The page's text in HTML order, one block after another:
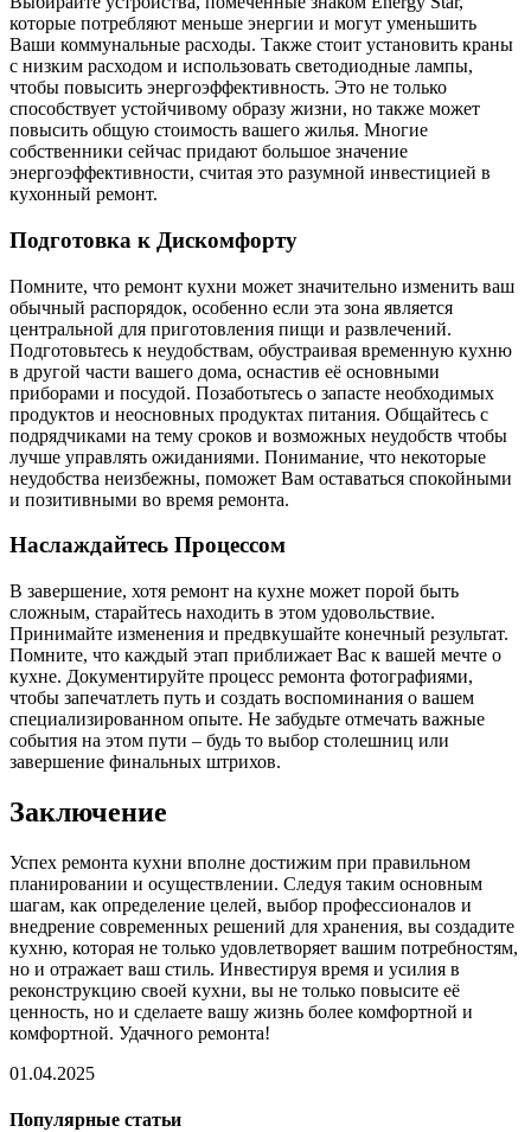
которые потребляют меньше энергии и могут уменьшить
Ваши коммунальные расходы. Также стоит установить краны
с низким расходом и использовать светодиодные лампы,
чтобы повысить энергоэффективность. Это не только
способствует устойчивому образу жизни, но также может
повысить общую стоимость вашего жилья. Многие
собственники сейчас придают большое значение
энергоэффективности, считая это разумной инвестицией в
кухонный ремонт.
Подготовка к Дискомфорту
Помните, что ремонт кухни может значительно изменить ваш
обычный распорядок, особенно если эта зона является
центральной для приготовления пищи и развлечений.
Подготовьтесь к неудобствам, обустраивая временную кухню
в другой части вашего дома, оснастив её основными
приборами и посудой. Позаботьтесь о запасте необходимых
продуктов и неосновных продуктах питания. Общайтесь с
подрядчиками на тему сроков и возможных неудобств чтобы
лучше управлять ожиданиями. Понимание, что некоторые
неудобства неизбежны, поможет Вам оставаться спокойными
и позитивными во время ремонта.
Наслаждайтесь Процессом
В завершение, хотя ремонт на кухне может порой быть
сложным, старайтесь находить в этом удовольствие.
Принимайте изменения и предвкушайте конечный результат.
Помните, что каждый этап приближает Вас к вашей мечте о
кухне. Документируйте процесс ремонта фотографиями,
чтобы запечатлеть путь и создать воспоминания о вашем
специализированном опыте. Не забудьте отмечать важные
события на этом пути – будь то выбор столешниц или
завершение финальных штрихов.
Заключение
Успех ремонта кухни вполне достижим при правильном
планировании и осуществлении. Следуя таким основным
шагам, как определение целей, выбор профессионалов и
внедрение современных решений для хранения, вы создадите
кухню, которая не только удовлетворяет вашим потребностям,
но и отражает ваш стиль. Инвестируя время и усилия в
реконструкцию своей кухни, вы не только повысите её
ценность, но и сделаете вашу жизнь более комфортной и
комфортной. Удачного ремонта!
01.04.2025
Популярные статьи